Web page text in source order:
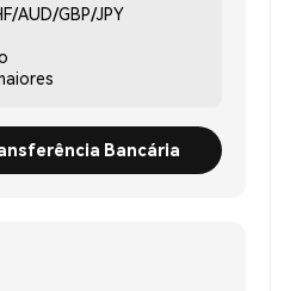
AUD/GBP/JPY
Bancária